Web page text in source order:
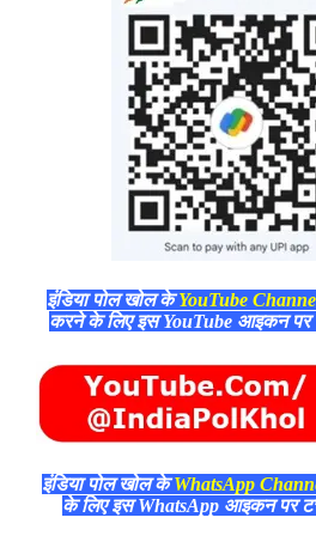
इंडिया पोल खोल केYouTube
करने के लिए इस YouTube आइकन
इंडिया पोल खोल केWhatsApp
के लिए इस WhatsApp आइकन पर